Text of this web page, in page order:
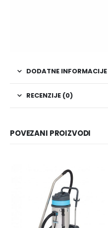
DODATNE INFORMACIJE
RECENZIJE (0)
POVEZANI PROIZVODI